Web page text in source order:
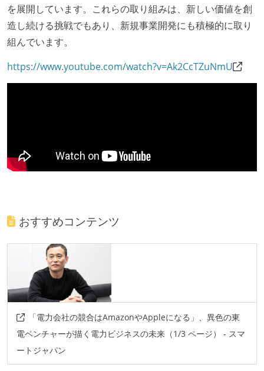
を展開しています。これらの取り組みは、新しい価値を創
造し続ける挑戦でもあり、新規事業開発にも積極的に取り
組んでいます。
https://www.youtube.com/watch?v=Ak2CcTZuNmU
おすすめコンテンツ
「電力会社の競合はAmazonやAppleになる」、異色の東
電ベンチャーが描く電力ビジネスの未来（1/3 ページ） - スマ
ートジャパン